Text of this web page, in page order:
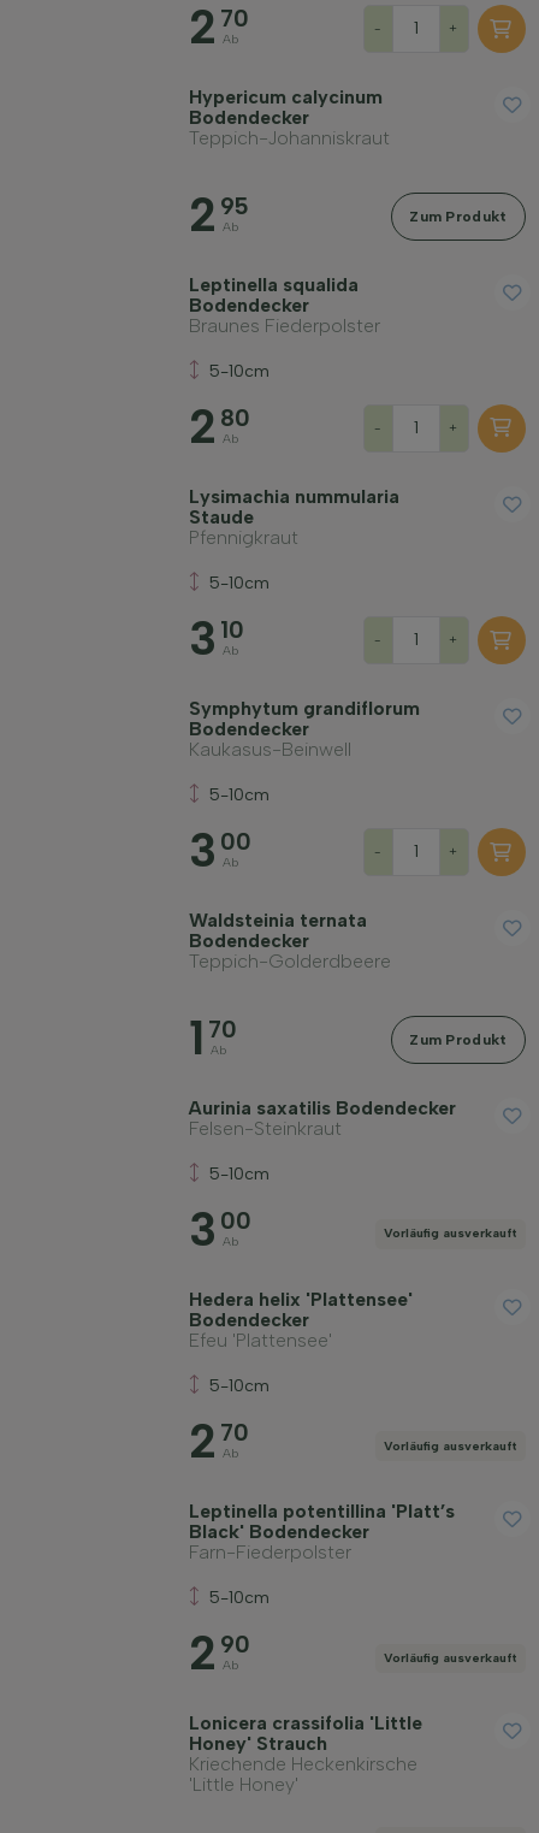
2 70
Ab
- +
Hypericum calycinum
Bodendecker
Teppich-Johanniskraut
2 95
Ab
Zum Produkt
Leptinella squalida
Bodendecker
Braunes Fiederpolster
5-10cm
2 80
Ab
- +
Lysimachia nummularia
Staude
Pfennigkraut
5-10cm
3 10
Ab
- +
Symphytum grandiflorum
Bodendecker
Kaukasus-Beinwell
5-10cm
3 00
Ab
- +
Waldsteinia ternata
Bodendecker
Teppich-Golderdbeere
1 70
Ab
Zum Produkt
Aurinia saxatilis Bodendecker
Felsen-Steinkraut
5-10cm
3 00
Ab
Vorläufig ausverkauft
Hedera helix 'Plattensee'
Bodendecker
Efeu 'Plattensee'
5-10cm
2 70
Ab
Vorläufig ausverkauft
Leptinella potentillina 'Platt’s
Black' Bodendecker
Farn-Fiederpolster
5-10cm
2 90
Ab
Vorläufig ausverkauft
Lonicera crassifolia 'Little
Honey' Strauch
Kriechende Heckenkirsche
'Little Honey'